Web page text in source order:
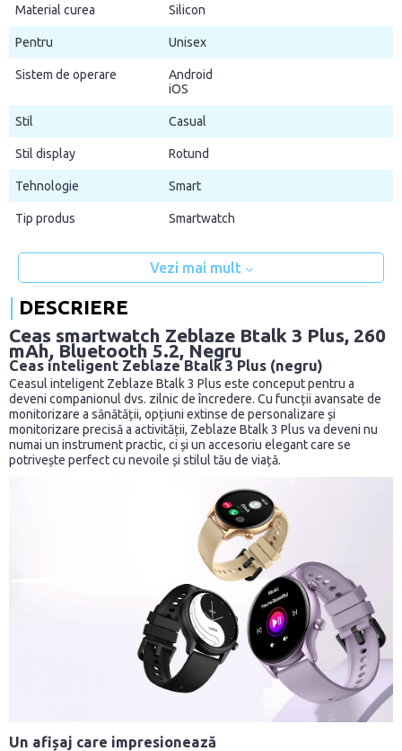
Material curea Silicon
Pentru Unisex
Sistem de operare
Android
iOS
Stil Casual
Stil display Rotund
Tehnologie Smart
Tip produs Smartwatch
Vezi mai mult
DESCRIERE
Ceas smartwatch Zeblaze Btalk 3 Plus, 260
mAh, Bluetooth 5.2, Negru
Ceas inteligent Zeblaze Btalk 3 Plus (negru)
Ceasul inteligent Zeblaze Btalk 3 Plus este conceput pentru a
deveni companionul dvs. zilnic de încredere. Cu funcții avansate de
monitorizare a sănătății, opțiuni extinse de personalizare și
monitorizare precisă a activității, Zeblaze Btalk 3 Plus va deveni nu
numai un instrument practic, ci și un accesoriu elegant care se
potrivește perfect cu nevoile și stilul tău de viață.
Un afișaj care impresionează